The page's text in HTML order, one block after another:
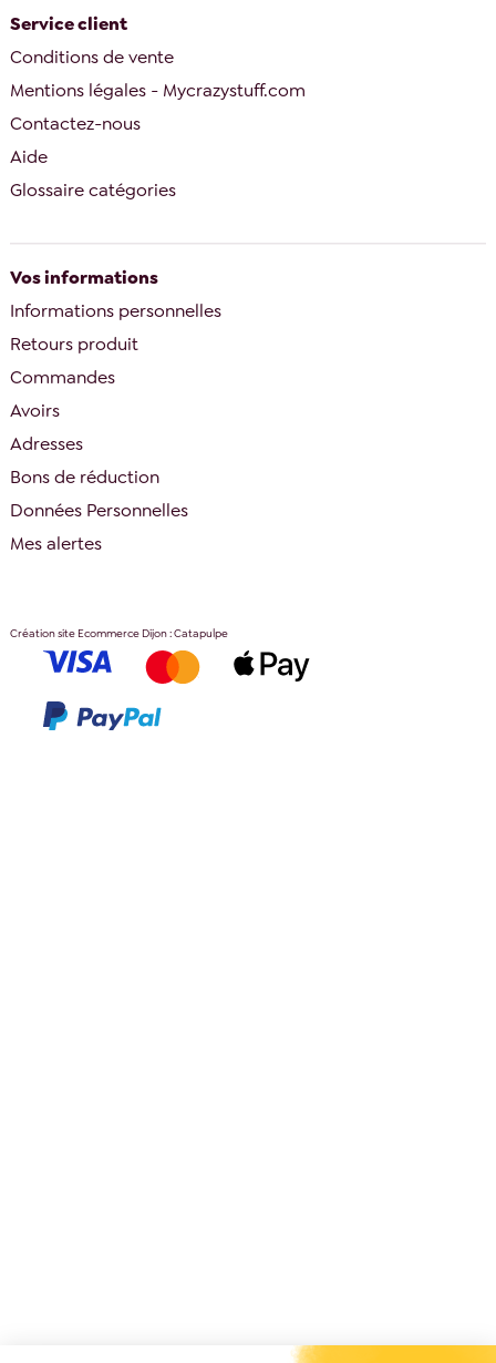
Service client
Conditions de vente
Mentions légales - Mycrazystuff.com
Contactez-nous
Aide
Glossaire catégories
Vos informations
Informations personnelles
Retours produit
Commandes
Avoirs
Adresses
Bons de réduction
Données Personnelles
Mes alertes
Création site Ecommerce Dijon : Catapulpe